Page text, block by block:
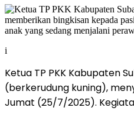
i
Ketua TP PKK Kabupaten
(berkerudung kuning),
Jumat (25/7/2025).